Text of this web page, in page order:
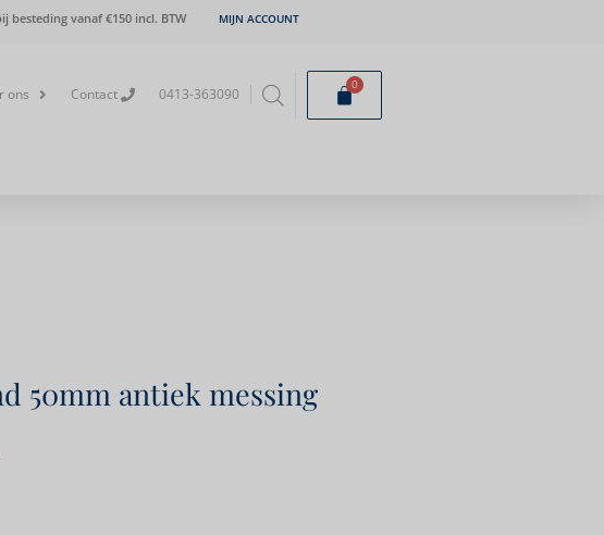
besteding vanaf €150 incl. BTW MIJN ACCOUNT
ons Contact 0413-363090
0
50mm antiek messing